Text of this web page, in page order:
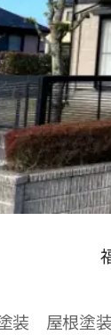
装 屋根塗装